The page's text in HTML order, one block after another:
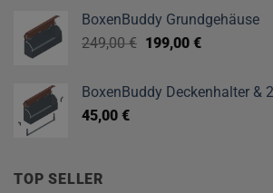
BoxenBuddy Grundgehäuse
249,00€ Ursprünglicher
249,00 €
199,00 €Aktueller
199,00 €.
BoxenBuddy Deckenhalter &
45,00 €
TOP SELLER